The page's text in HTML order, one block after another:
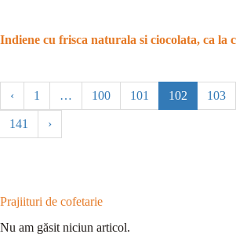
Indiene cu frisca naturala si ciocolata, ca la
‹ 1 … 100 101 102 103
141 ›
Prajiituri de cofetarie
Nu am găsit niciun articol.